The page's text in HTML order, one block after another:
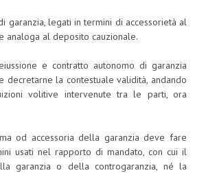
garanzia, legati in termini di accessorietà al
analoga al deposito cauzionale.
e contratto autonomo di garanzia
la contestuale validità, andando
volitive intervenute tra le parti, ora
od accessoria della garanzia deve fare
usati nel rapporto di mandato, con cui il
garanzia o della controgaranzia, né la